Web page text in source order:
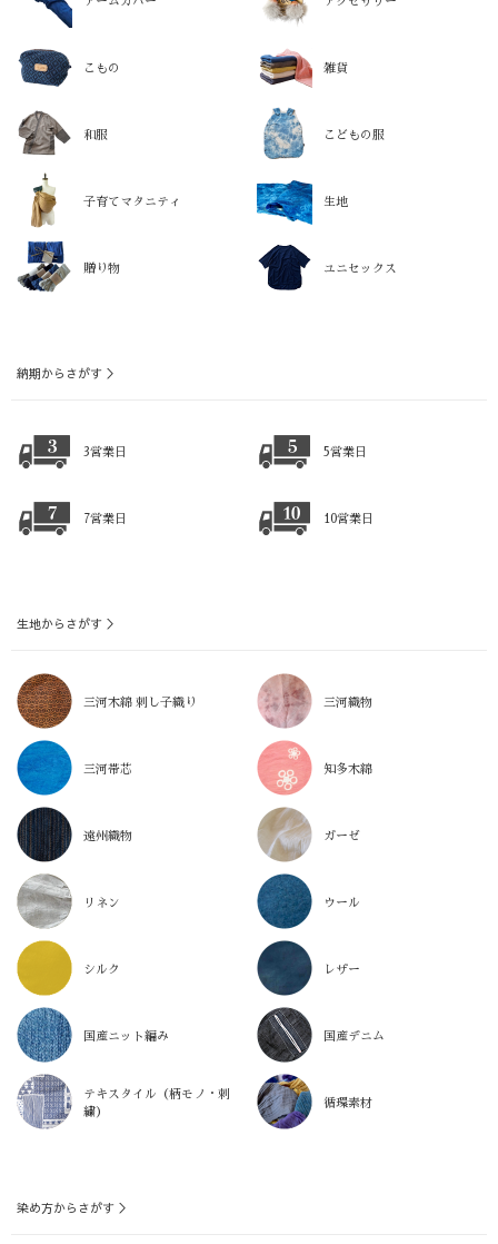
こもの 雑貨
和服 こどもの服
子育てマタニティ 生地
贈り物 ユニセックス
納期からさがす ＞
3営業日 5営業日
7営業日 10営業日
生地からさがす ＞
三河木綿 刺し子織り 三河織物
三河帯芯 知多木綿
遠州織物 ガーゼ
リネン ウール
シルク レザー
国産ニット編み 国産デニム
テキスタイル（柄モノ・刺
繍）
循環素材
染め方からさがす ＞